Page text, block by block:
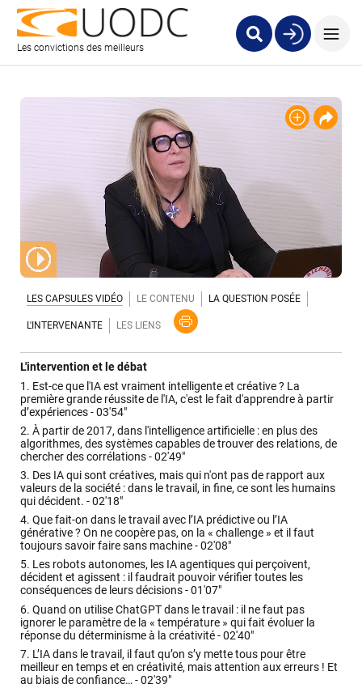
Les convictions des meilleurs
LES CAPSULES VIDÉO LE CONTENU LA QUESTION POSÉE
L'INTERVENANTE LES LIENS
L'intervention et le débat
1. Est-ce que l'IA est vraiment intelligente et créative ? La
première grande réussite de l'IA, c'est le fait d'apprendre à partir
d’expériences -03'54"
2. À partir de 2017, dans l'intelligence artificielle : en plus des
algorithmes, des systèmes capables de trouver des relations, de
chercher des corrélations -02'49"
3. Des IA qui sont créatives, mais qui n'ont pas de rapport aux
valeurs de la société : dans le travail, in fine, ce sont les humains
qui décident. -02'18"
4. Que fait-on dans le travail avec l’IA prédictive ou l’IA
générative ? On ne coopère pas, on la « challenge » et il faut
toujours savoir faire sans machine -02'08"
5. Les robots autonomes, les IA agentiques qui perçoivent,
décident et agissent : il faudrait pouvoir vérifier toutes les
conséquences de leurs décisions -01'07"
6. Quand on utilise ChatGPT dans le travail : il ne faut pas
ignorer le paramètre de la « température » qui fait évoluer la
réponse du déterminisme à la créativité -02'40"
7. L’IA dans le travail, il faut qu’on s’y mette tous pour être
meilleur en temps et en créativité, mais attention aux erreurs ! Et
au biais de confiance… -02'39"